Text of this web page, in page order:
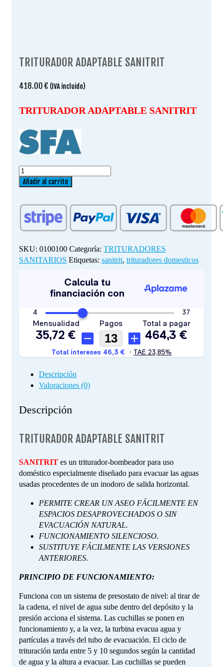
TRITURADOR ADAPTABLE SANITRIT
418.00 € (IVA incluido)
TRITURADOR ADAPTABLE SANITRIT
TRITURADOR
ADAPTABLE
cantidad
Añadir al carrito
SKU: 0100100 Categoría: TRITURADORES
SANITARIOS Etiquetas: sanitrit, trituradores domesticos
Descripción
Valoraciones (0)
Descripción
TRITURADOR ADAPTABLE SANITRIT
SANITRIT es un triturador-bombeador para uso
doméstico especialmente diseñado para evacuar las aguas
usadas procedentes de un inodoro de salida horizontal.
PERMITE CREAR UN ASEO FÁCILMENTE EN
ESPACIOS DESAPROVECHADOS O SIN
EVACUACIÓN NATURAL.
FUNCIONAMIENTO SILENCIOSO.
SUSTITUYE FÁCILMENTE LAS VERSIONES
ANTERIORES.
PRINCIPIO DE FUNCIONAMIENTO:
Funciona con un sistema de presostato de nivel: al tirar de
la cadena, el nivel de agua sube dentro del depósito y la
presión acciona el sistema. Las cuchillas se ponen en
funcionamiento y, a la vez, la turbina evacua agua y
partículas a través del tubo de evacuación. El ciclo de
trituración tarda entre 5 y 10 segundos según la cantidad
de agua y la altura a evacuar. Las cuchillas se pueden